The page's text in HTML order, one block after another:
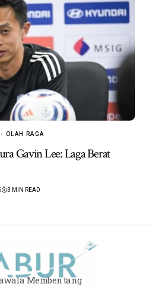
OLAH RAGA
Gavin Lee: Laga Berat
3 MIN READ
Membentang